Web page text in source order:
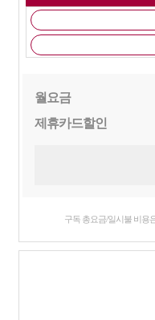
월요금
제휴카드할인
구독 총요금/일시불 비용